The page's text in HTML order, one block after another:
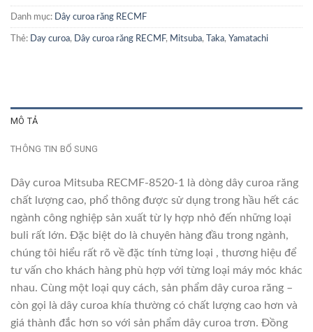
Danh mục: Dây curoa răng RECMF
Thẻ: Day curoa, Dây curoa răng RECMF, Mitsuba, Taka, Yamatachi
MÔ TẢ
THÔNG TIN BỔ SUNG
Dây curoa Mitsuba RECMF-8520-1 là dòng dây curoa răng
chất lượng cao, phổ thông được sử dụng trong hầu hết các
ngành công nghiệp sản xuất từ ly hợp nhỏ đến những loại
buli rất lớn. Đặc biệt do là chuyên hàng đầu trong ngành,
chúng tôi hiểu rất rõ về đặc tính từng loại , thương hiệu để
tư vấn cho khách hàng phù hợp với từng loại máy móc khác
nhau. Cùng một loại quy cách, sản phẩm dây curoa răng –
còn gọi là dây curoa khía thường có chất lượng cao hơn và
giá thành đắc hơn so với sản phẩm dây curoa trơn. Đồng